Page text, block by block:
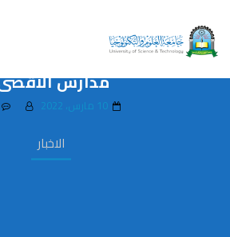
الاخبار
جامعة العلوم
كيف تختار تخصصك
مدارس
10 مارس، 2022